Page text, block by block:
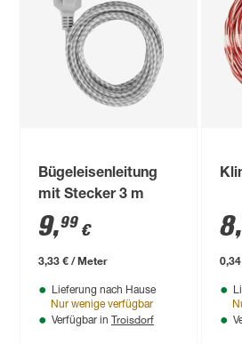
Bügeleisenleitung
mit Stecker 3 m
9,99 €
3,33 € / Meter
Lieferung nach Hause
Nur wenige verfügbar
Verfügbar in Troisdorf
8